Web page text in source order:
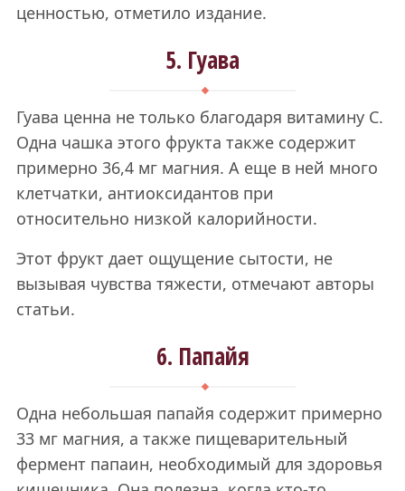
ценностью, отметило издание.
5. Гуава
Гуава ценна не только благодаря витамину С.
Одна чашка этого фрукта также содержит
примерно 36,4 мг магния. А еще в ней много
клетчатки, антиоксидантов при
относительно низкой калорийности.
Этот фрукт дает ощущение сытости, не
вызывая чувства тяжести, отмечают авторы
статьи.
6. Папайя
Одна небольшая папайя содержит примерно
33 мг магния, а также пищеварительный
фермент папаин, необходимый для здоровья